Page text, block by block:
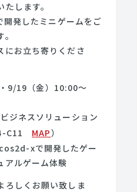
します。
発したミニゲームをご
にお立ち寄りくださ
9/19（金）10:00～
ジネスソリューション
C11 MAP）
xで開発したゲー
アルゲーム体験
ろしくお願い致しま